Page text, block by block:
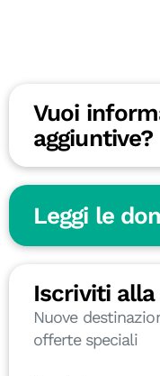
Vuoi
aggiuntive?
Leggi le
Iscriviti
Nuove
offerte speciali